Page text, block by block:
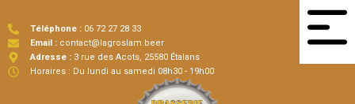
Téléphone :06 72 27 28 33
Email : contact@lagroslam.beer
Adresse : 3 rue des Acots, 25580 Étalans
Horaires : Du lundi au samedi 08h30 - 19h00